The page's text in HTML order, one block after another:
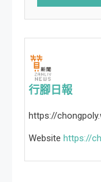
行腳日報
https://
Website https://